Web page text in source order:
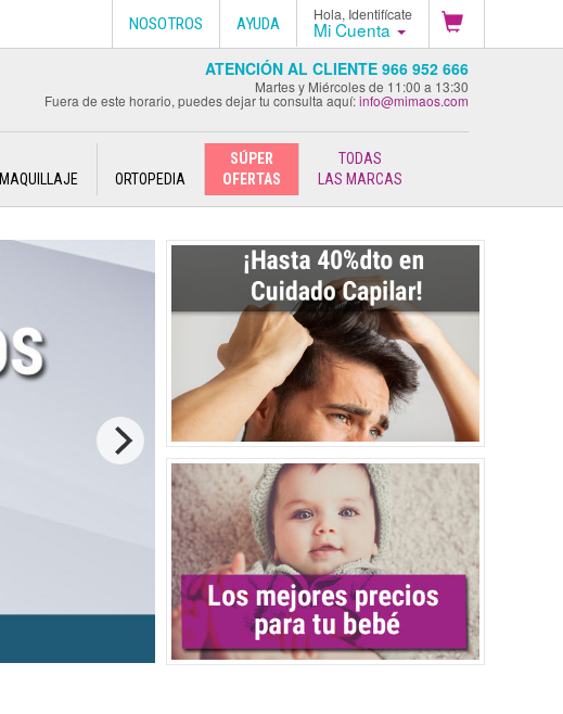
Hola, Identifícate
Mi Cuenta
AYUDA
NOSOTROS
ATENCIÓN AL CLIENTE 966 952 666
Martes y Miércoles de 11:00 a 13:30
Fuera de este horario, puedes dejar tu consulta aquí:info@mimaos.com
MAQUILLAJE ORTOPEDIA
SÚPER
OFERTAS
TODAS
LAS MARCAS